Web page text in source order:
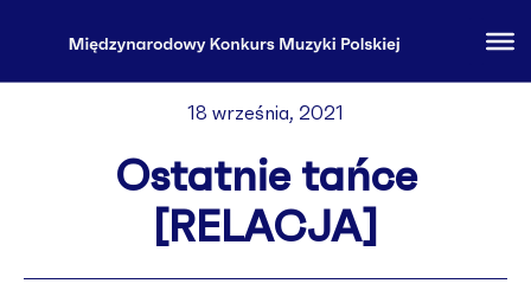
18 września, 2021
Ostatnie tańce
[RELACJA]